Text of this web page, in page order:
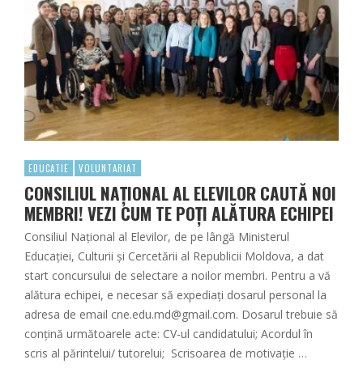
EDUCATIE VOLUNTARIAT
CONSILIUL NAȚIONAL AL ELEVILOR CAUTĂ NOI
MEMBRI! VEZI CUM TE POȚI ALĂTURA ECHIPEI
Consiliul Naţional al Elevilor, de pe lângă Ministerul
Educației, Culturii și Cercetării al Republicii Moldova, a dat
start concursului de selectare a noilor membri. Pentru a vă
alătura echipei, e necesar să expediați dosarul personal la
adresa de email cne.edu.md@gmail.com. Dosarul trebuie să
conțină următoarele acte: CV-ul candidatului; Acordul în
scris al părintelui/ tutorelui; Scrisoarea de motivație …